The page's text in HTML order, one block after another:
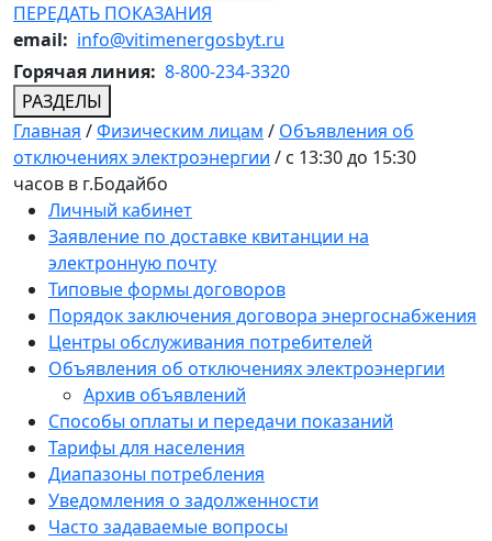
ПЕРЕДАТЬ ПОКАЗАНИЯ
email: info@vitimenergosbyt.ru
Горячая линия: 8-800-234-3320
РАЗДЕЛЫ
Главная /Физическим лицам / Объявления об
отключениях электроэнергии / с 13:30 до 15:30
часов в г.Бодайбо
Личный кабинет
Заявление по доставке квитанции на
электронную почту
Типовые формы договоров
Порядок заключения договора энергоснабжения
Центры обслуживания потребителей
Объявления об отключениях электроэнергии
Архив объявлений
Способы оплаты и передачи показаний
Тарифы для населения
Диапазоны потребления
Уведомления о задолженности
Часто задаваемые вопросы